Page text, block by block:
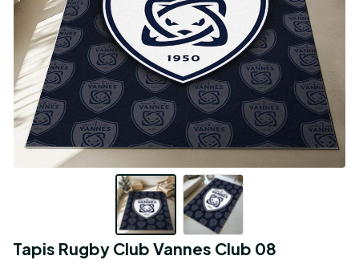
Tapis Rugby Club Vannes Club 08